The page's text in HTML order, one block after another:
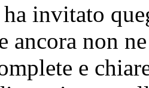
ha invitato
ancora non
e